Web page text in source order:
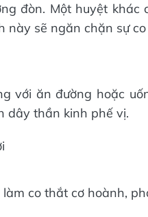
đòn. Một huyệt
này sẽ ngăn chặn sự
với ăn đường hoặc
dây thần kinh phế vị.
co thắt cơ hoành,